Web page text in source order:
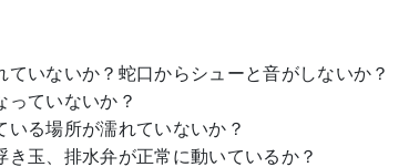
ていないか？蛇口からシューと音がしないか？
っていないか？
いる場所が濡れていないか？
き玉、排水弁が正常に動いているか？